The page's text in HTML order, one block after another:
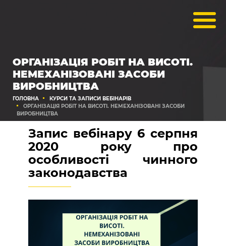
ОРГАНІЗАЦІЯ РОБІТ НА ВИСОТІ.
НЕМЕХАНІЗОВАНІ ЗАСОБИ
ВИРОБНИЦТВА
ГОЛОВНА
КУРСИ ТА ЗАПИСИ ВЕБІНАРІВ
ОРГАНІЗАЦІЯ РОБІТ НА ВИСОТІ. НЕМЕХАНІЗОВАНІ ЗАСОБИ
ВИРОБНИЦТВА
Запис вебінару 6 серпня
2020 року про
особливості чинного
законодавства